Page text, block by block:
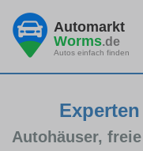
Automarkt
Worms.de
Autos einfach finden
Autohäuser,